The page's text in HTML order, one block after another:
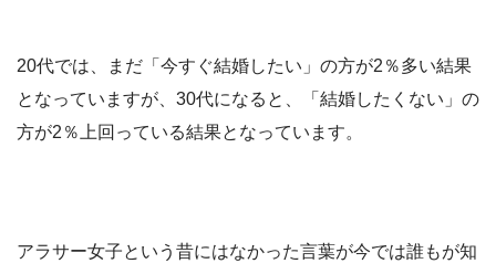
20代では、まだ「今すぐ結婚したい」の方が2％多い結果
となっていますが、30代になると、「結婚したくない」の
方が2％上回っている結果となっています。
アラサー女子という昔にはなかった言葉が今では誰もが知